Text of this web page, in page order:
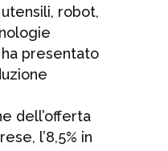
robot,
ha presentato
dell’offerta
l’8,5% in